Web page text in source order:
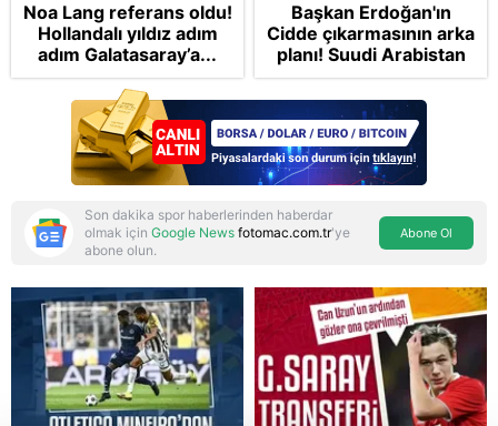
Reddet
Noa Lang referans oldu!
Hollandalı yıldız adım
adım Galatasaray’a...
Başkan Erdoğan'ın
Cidde çıkarmasının arka
planı! Suudi Arabistan
ve Pakistan'la Mekke
Anlaşması: "Tel Aviv için
'ölümcül ittifak"
Son dakika spor haberlerinden haberdar
olmak için Google News fotomac.com.tr'ye
abone olun.
Abone Ol